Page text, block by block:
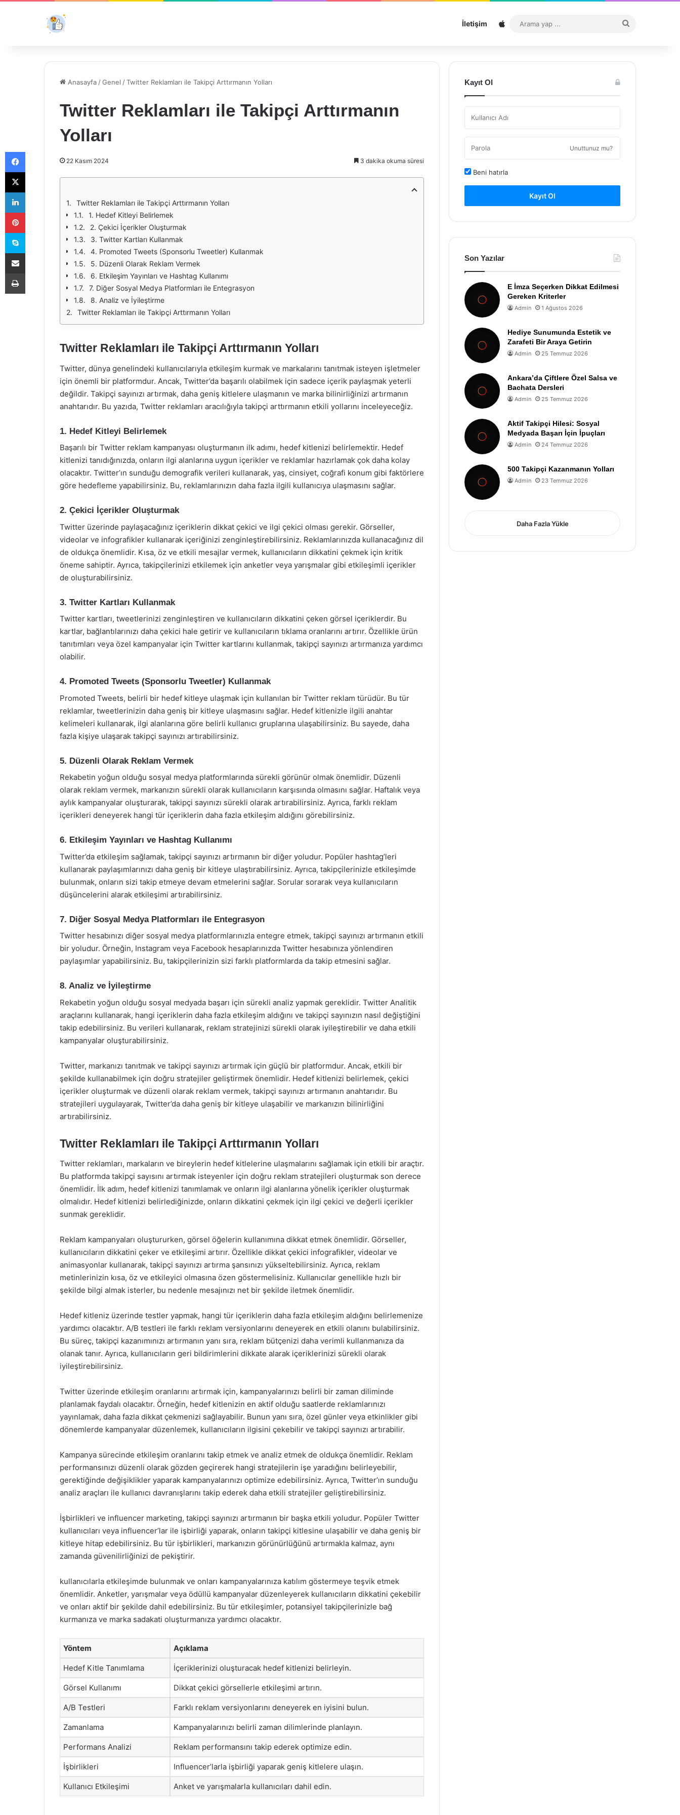
İletişim Sitemap
...
Anasayfa /Genel /Twitter Reklamları ile Takipçi Arttırmanın Yolları
Twitter Reklamları ile Takipçi Arttırmanın
Yolları
22 Kasım 2024 3 dakika okuma süresi
Twitter Reklamları ile Takipçi Arttırmanın Yolları
1. Hedef Kitleyi Belirlemek
2. Çekici İçerikler Oluşturmak
3. Twitter Kartları Kullanmak
4. Promoted Tweets (Sponsorlu Tweetler) Kullanmak
5. Düzenli Olarak Reklam Vermek
6. Etkileşim Yayınları ve Hashtag Kullanımı
7. Diğer Sosyal Medya Platformları ile Entegrasyon
8. Analiz ve İyileştirme
Twitter Reklamları ile Takipçi Arttırmanın Yolları
Twitter Reklamları ile Takipçi Arttırmanın Yolları
Twitter, dünya genelindeki kullanıcılarıyla etkileşim kurmak ve markalarını tanıtmak isteyen işletmeler
için önemli bir platformdur. Ancak, Twitter’da başarılı olabilmek için sadece içerik paylaşmak yeterli
değildir. Takipçi sayınızı artırmak, daha geniş kitlelere ulaşmanın ve marka bilinirliğinizi artırmanın
anahtarıdır. Bu yazıda, Twitter reklamları aracılığıyla takipçi arttırmanın etkili yollarını inceleyeceğiz.
1. Hedef Kitleyi Belirlemek
Başarılı bir Twitter reklam kampanyası oluşturmanın ilk adımı, hedef kitlenizi belirlemektir. Hedef
kitlenizi tanıdığınızda, onların ilgi alanlarına uygun içerikler ve reklamlar hazırlamak çok daha kolay
olacaktır. Twitter’ın sunduğu demografik verileri kullanarak, yaş, cinsiyet, coğrafi konum gibi faktörlere
göre hedefleme yapabilirsiniz. Bu, reklamlarınızın daha fazla ilgili kullanıcıya ulaşmasını sağlar.
2. Çekici İçerikler Oluşturmak
Twitter üzerinde paylaşacağınız içeriklerin dikkat çekici ve ilgi çekici olması gerekir. Görseller,
videolar ve infografikler kullanarak içeriğinizi zenginleştirebilirsiniz. Reklamlarınızda kullanacağınız dil
de oldukça önemlidir. Kısa, öz ve etkili mesajlar vermek, kullanıcıların dikkatini çekmek için kritik
öneme sahiptir. Ayrıca, takipçilerinizi etkilemek için anketler veya yarışmalar gibi etkileşimli içerikler
de oluşturabilirsiniz.
3. Twitter Kartları Kullanmak
Twitter kartları, tweetlerinizi zenginleştiren ve kullanıcıların dikkatini çeken görsel içeriklerdir. Bu
kartlar, bağlantılarınızı daha çekici hale getirir ve kullanıcıların tıklama oranlarını artırır. Özellikle ürün
tanıtımları veya özel kampanyalar için Twitter kartlarını kullanmak, takipçi sayınızı artırmanıza yardımcı
olabilir.
4. Promoted Tweets (Sponsorlu Tweetler) Kullanmak
Promoted Tweets, belirli bir hedef kitleye ulaşmak için kullanılan bir Twitter reklam türüdür. Bu tür
reklamlar, tweetlerinizin daha geniş bir kitleye ulaşmasını sağlar. Hedef kitlenizle ilgili anahtar
kelimeleri kullanarak, ilgi alanlarına göre belirli kullanıcı gruplarına ulaşabilirsiniz. Bu sayede, daha
fazla kişiye ulaşarak takipçi sayınızı artırabilirsiniz.
5. Düzenli Olarak Reklam Vermek
Rekabetin yoğun olduğu sosyal medya platformlarında sürekli görünür olmak önemlidir. Düzenli
olarak reklam vermek, markanızın sürekli olarak kullanıcıların karşısında olmasını sağlar. Haftalık veya
aylık kampanyalar oluşturarak, takipçi sayınızı sürekli olarak artırabilirsiniz. Ayrıca, farklı reklam
içerikleri deneyerek hangi tür içeriklerin daha fazla etkileşim aldığını görebilirsiniz.
6. Etkileşim Yayınları ve Hashtag Kullanımı
Twitter’da etkileşim sağlamak, takipçi sayınızı artırmanın bir diğer yoludur. Popüler hashtag’leri
kullanarak paylaşımlarınızı daha geniş bir kitleye ulaştırabilirsiniz. Ayrıca, takipçilerinizle etkileşimde
bulunmak, onların sizi takip etmeye devam etmelerini sağlar. Sorular sorarak veya kullanıcıların
düşüncelerini alarak etkileşimi artırabilirsiniz.
7. Diğer Sosyal Medya Platformları ile Entegrasyon
Twitter hesabınızı diğer sosyal medya platformlarınızla entegre etmek, takipçi sayınızı artırmanın etkili
bir yoludur. Örneğin, Instagram veya Facebook hesaplarınızda Twitter hesabınıza yönlendiren
paylaşımlar yapabilirsiniz. Bu, takipçilerinizin sizi farklı platformlarda da takip etmesini sağlar.
8. Analiz ve İyileştirme
Rekabetin yoğun olduğu sosyal medyada başarı için sürekli analiz yapmak gereklidir. Twitter Analitik
araçlarını kullanarak, hangi içeriklerin daha fazla etkileşim aldığını ve takipçi sayınızın nasıl değiştiğini
takip edebilirsiniz. Bu verileri kullanarak, reklam stratejinizi sürekli olarak iyileştirebilir ve daha etkili
kampanyalar oluşturabilirsiniz.
Twitter, markanızı tanıtmak ve takipçi sayınızı artırmak için güçlü bir platformdur. Ancak, etkili bir
şekilde kullanabilmek için doğru stratejiler geliştirmek önemlidir. Hedef kitlenizi belirlemek, çekici
içerikler oluşturmak ve düzenli olarak reklam vermek, takipçi sayınızı artırmanın anahtarıdır. Bu
stratejileri uygulayarak, Twitter’da daha geniş bir kitleye ulaşabilir ve markanızın bilinirliğini
artırabilirsiniz.
Twitter Reklamları ile Takipçi Arttırmanın Yolları
Twitter reklamları, markaların ve bireylerin hedef kitlelerine ulaşmalarını sağlamak için etkili bir araçtır.
Bu platformda takipçi sayısını artırmak isteyenler için doğru reklam stratejileri oluşturmak son derece
önemlidir. İlk adım, hedef kitlenizi tanımlamak ve onların ilgi alanlarına yönelik içerikler oluşturmak
olmalıdır. Hedef kitlenizi belirlediğinizde, onların dikkatini çekmek için ilgi çekici ve değerli içerikler
sunmak gereklidir.
Reklam kampanyaları oluştururken, görsel öğelerin kullanımına dikkat etmek önemlidir. Görseller,
kullanıcıların dikkatini çeker ve etkileşimi artırır. Özellikle dikkat çekici infografikler, videolar ve
animasyonlar kullanarak, takipçi sayınızı artırma şansınızı yükseltebilirsiniz. Ayrıca, reklam
metinlerinizin kısa, öz ve etkileyici olmasına özen göstermelisiniz. Kullanıcılar genellikle hızlı bir
şekilde bilgi almak isterler, bu nedenle mesajınızı net bir şekilde iletmek önemlidir.
Hedef kitleniz üzerinde testler yapmak, hangi tür içeriklerin daha fazla etkileşim aldığını belirlemenize
yardımcı olacaktır. A/B testleri ile farklı reklam versiyonlarını deneyerek en etkili olanını bulabilirsiniz.
Bu süreç, takipçi kazanımınızı artırmanın yanı sıra, reklam bütçenizi daha verimli kullanmanıza da
olanak tanır. Ayrıca, kullanıcıların geri bildirimlerini dikkate alarak içeriklerinizi sürekli olarak
iyileştirebilirsiniz.
Twitter üzerinde etkileşim oranlarını artırmak için, kampanyalarınızı belirli bir zaman diliminde
planlamak faydalı olacaktır. Örneğin, hedef kitlenizin en aktif olduğu saatlerde reklamlarınızı
yayınlamak, daha fazla dikkat çekmenizi sağlayabilir. Bunun yanı sıra, özel günler veya etkinlikler gibi
dönemlerde kampanyalar düzenlemek, kullanıcıların ilgisini çekebilir ve takipçi sayınızı artırabilir.
Kampanya sürecinde etkileşim oranlarını takip etmek ve analiz etmek de oldukça önemlidir. Reklam
performansınızı düzenli olarak gözden geçirerek hangi stratejilerin işe yaradığını belirleyebilir,
gerektiğinde değişiklikler yaparak kampanyalarınızı optimize edebilirsiniz. Ayrıca, Twitter’ın sunduğu
analiz araçları ile kullanıcı davranışlarını takip ederek daha etkili stratejiler geliştirebilirsiniz.
İşbirlikleri ve influencer marketing, takipçi sayınızı artırmanın bir başka etkili yoludur. Popüler Twitter
kullanıcıları veya influencer’lar ile işbirliği yaparak, onların takipçi kitlesine ulaşabilir ve daha geniş bir
kitleye hitap edebilirsiniz. Bu tür işbirlikleri, markanızın görünürlüğünü artırmakla kalmaz, aynı
zamanda güvenilirliğinizi de pekiştirir.
kullanıcılarla etkileşimde bulunmak ve onları kampanyalarınıza katılım göstermeye teşvik etmek
önemlidir. Anketler, yarışmalar veya ödüllü kampanyalar düzenleyerek kullanıcıların dikkatini çekebilir
ve onları aktif bir şekilde dahil edebilirsiniz. Bu tür etkileşimler, potansiyel takipçilerinizle bağ
kurmanıza ve marka sadakati oluşturmanıza yardımcı olacaktır.
Yöntem Açıklama
Hedef Kitle Tanımlama İçeriklerinizi oluşturacak hedef kitlenizi belirleyin.
Görsel Kullanımı Dikkat çekici görsellerle etkileşimi artırın.
A/B Testleri Farklı reklam versiyonlarını deneyerek en iyisini bulun.
Zamanlama Kampanyalarınızı belirli zaman dilimlerinde planlayın.
Performans Analizi Reklam performansını takip ederek optimize edin.
İşbirlikleri Influencer’larla işbirliği yaparak geniş kitlelere ulaşın.
Kullanıcı Etkileşimi Anket ve yarışmalarla kullanıcıları dahil edin.
Kayıt Ol
Unuttunuz mu?
Beni hatırla
Kayıt Ol
Son Yazılar
E İmza Seçerken Dikkat Edilmesi
Gereken Kriterler
Admin 1 Ağustos 2026
Hediye Sunumunda Estetik ve
Zarafeti Bir Araya Getirin
Admin 25 Temmuz 2026
Ankara’da Çiftlere Özel Salsa ve
Bachata Dersleri
Admin 25 Temmuz 2026
Aktif Takipçi Hilesi: Sosyal
Medyada Başarı İçin İpuçları
Admin 24 Temmuz 2026
500 Takipçi Kazanmanın Yolları
Admin 23 Temmuz 2026
Daha Fazla Yükle
Facebook
X
LinkedIn
Pinterest
Skype
E-Posta ile paylaş